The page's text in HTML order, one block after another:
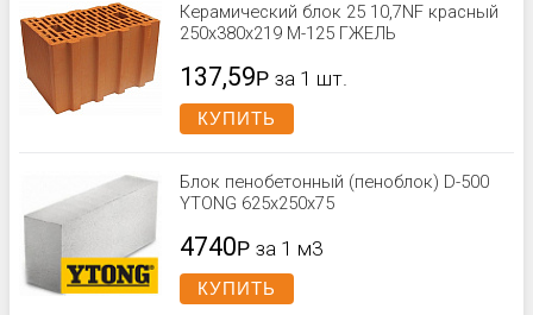
Керамический блок 25 10,7NF красный
250x380x219 М-125 ГЖЕЛЬ
137,59Р за 1 шт.
КУПИТЬ
Блок пенобетонный (пеноблок) D-500
YTONG 625х250х75
4740Р за 1 м3
КУПИТЬ